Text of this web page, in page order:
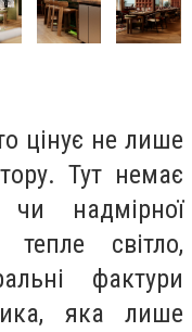
цінує не лише
Тут немає
надмірної
світло,
фактури
яка лише